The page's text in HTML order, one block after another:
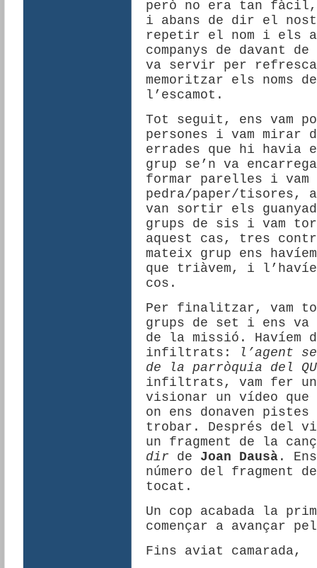
però no era tan fàcil,
i abans de dir el
repetir el nom i els
companys de davant
va servir per
memoritzar els noms
l’escamot.
Tot seguit, ens vam
persones i vam mirar
errades que hi havia
grup se’n va
formar parelles i
pedra/paper/tisores,
van sortir els
grups de sis i vam
aquest cas, tres
mateix grup ens
que triàvem, i
cos.
Per finalitzar, vam
grups de set i ens va
de la missió. Havíem
infiltrats:
l’agent
de la parròquia del
infiltrats, vam fer un
visionar un vídeo que
on ens donaven pistes
trobar. Després del
un fragment de la
dir de Joan Dausà.
número del fragment
tocat.
Un cop acabada la
començar a avançar
Fins aviat camarada,